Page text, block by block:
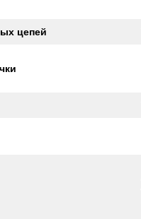
цепей